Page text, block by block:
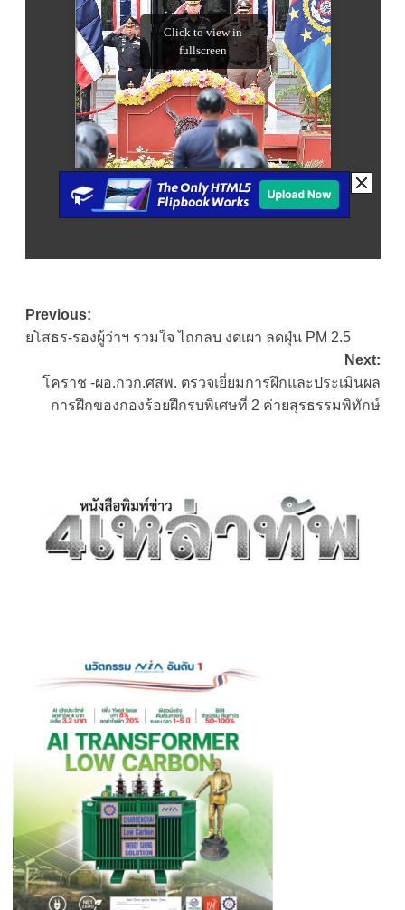
Post
navigation
Previous:
ยโสธร-รองผู้ว่าฯ รวมใจ ไถกลบ งดเผา ลดฝุ่น PM 2.5
Next:
โคราช​ -​ผอ.กวก.ศสพ. ตรวจเยี่ยมการฝึกและประเมินผล
การฝึกของกองร้อยฝึกรบพิเศษที่ 2 ค่ายสุรธรรมพิทักษ์